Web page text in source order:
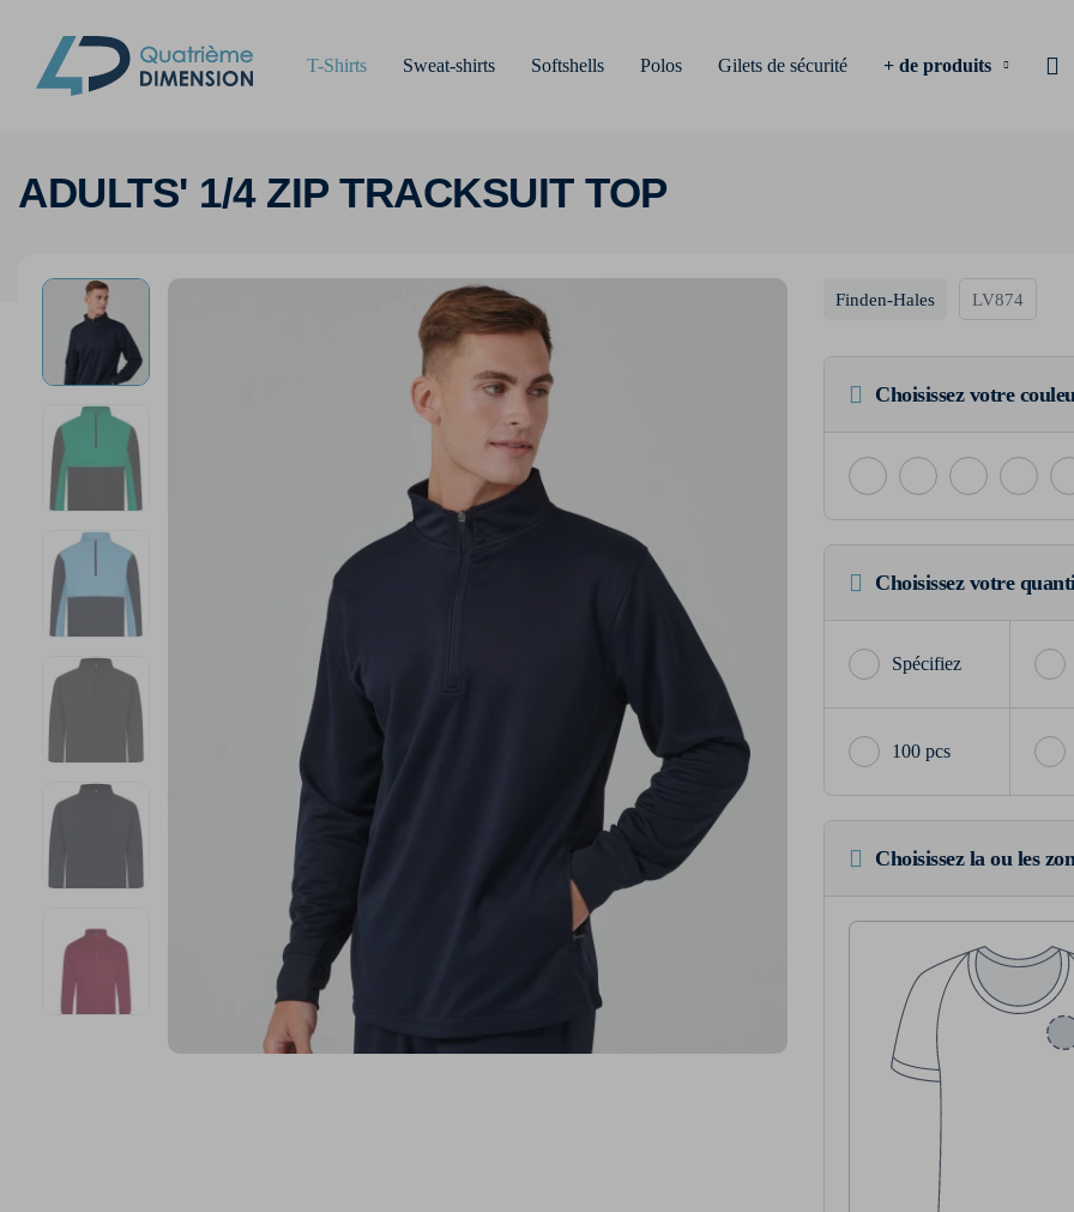
T-Shirts Sweat-shirts Softshells Polos Gilets de sécurité + de produits
ADULTS' 1/4 ZIP TRACKSUIT TOP
Finden-Hales LV874
Choisissez votre
Choisissez votre
100 pcs
Choisissez la ou les